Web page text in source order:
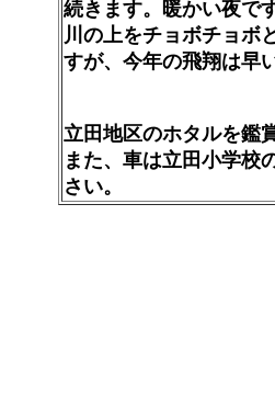
続きます。暖かい夜です
川の上をチョボチョボ
すが、今年の飛翔は早
立田地区のホタルを鑑
また、車は立田小学校
さい。